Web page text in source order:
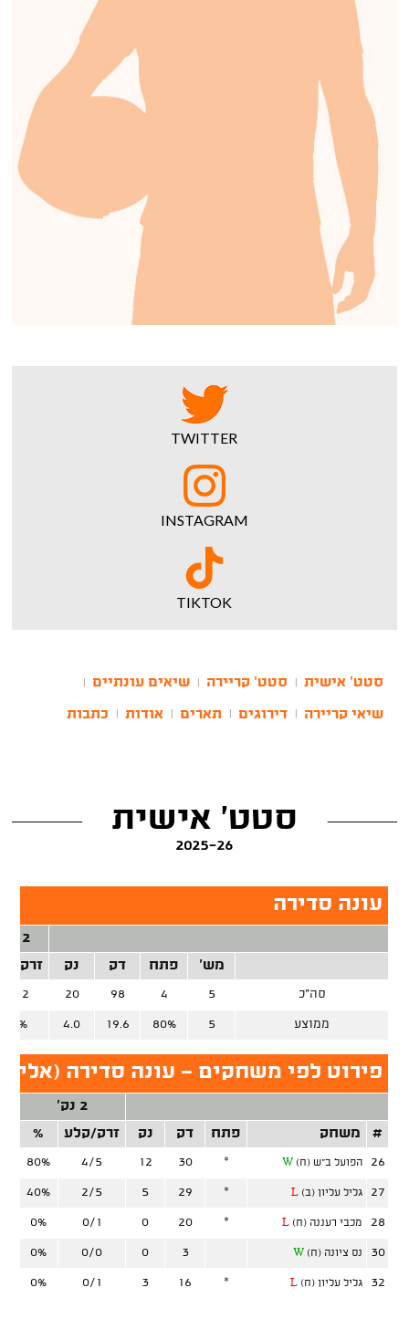
TWITTER
INSTAGRAM
TIKTOK
סטט' אישית סטט' קריירה שיאים עונתיים
שיאי קריירה דירוגים תארים אודות כתבות
סטט' אישית
2025-26
עונה סדירה
2 נק'
מש'
פתח דק נק זרק/
סה"כ 5
4
98
20
6/12
ממוצע 5
80%
19.6
4.0
50%
פירוט לפי משחקים - עונה סדירה
2 נק'
#
משחק פתח דק נק זרק/קלע %
26 הפועל ב"ש (ח) W
*
30
12
4/5
80%
27 גליל עליון (ב) L
*
29
5
2/5
40%
28 מכבי רעננה (ח) L
*
20
0
0/1
0%
30 נס ציונה (ח) W
3
0
0/0
0%
32 גליל עליון (ח) L
*
16
3
0/1
0%